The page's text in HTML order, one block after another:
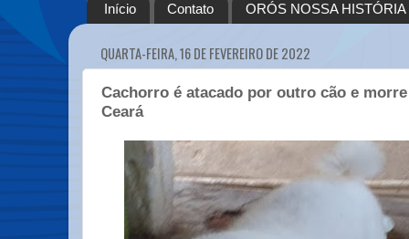
Início Contato ORÓS NOSSA HISTÓRIA
QUARTA-FEIRA, 16 DE FEVEREIRO DE 2022
Cachorro é atacado por outro cão e
Ceará